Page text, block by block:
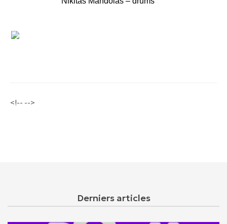
<!-- -->
Derniers articles